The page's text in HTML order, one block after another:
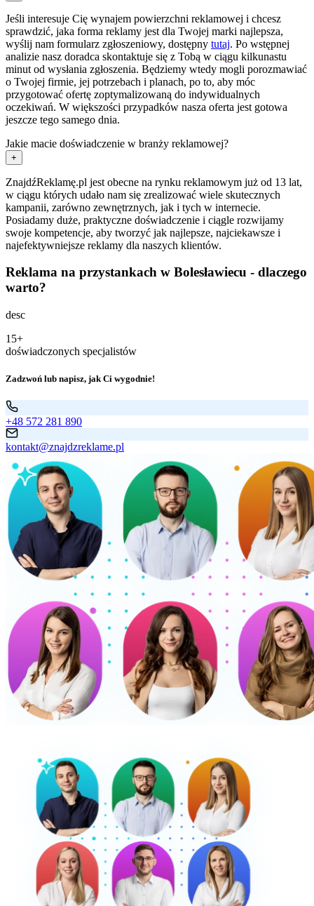
Jeśli interesuje Cię wynajem powierzchni reklamowej i chcesz
sprawdzić, jaka forma reklamy jest dla Twojej marki najlepsza,
wyślij nam formularz zgłoszeniowy, dostępny tutaj. Po wstępnej
analizie nasz doradca skontaktuje się z Tobą w ciągu kilkunastu
minut od wysłania zgłoszenia. Będziemy wtedy mogli porozmawiać
o Twojej firmie, jej potrzebach i planach, po to, aby móc
przygotować ofertę zoptymalizowaną do indywidualnych
oczekiwań. W większości przypadków nasza oferta jest gotowa
jeszcze tego samego dnia.
Jakie macie doświadczenie w branży reklamowej?
+
ZnajdźReklamę.pl jest obecne na rynku reklamowym już od 13 lat,
w ciągu których udało nam się zrealizować wiele skutecznych
kampanii, zarówno zewnętrznych, jak i tych w internecie.
Posiadamy duże, praktyczne doświadczenie i ciągle rozwijamy
swoje kompetencje, aby tworzyć jak najlepsze, najciekawsze i
najefektywniejsze reklamy dla naszych klientów.
Reklama na przystankach w Bolesławiecu - dlaczego
warto?
desc
15+
doświadczonych specjalistów
Zadzwoń lub napisz, jak Ci wygodnie!
+48 572 281 890
kontakt@znajdzreklame.pl